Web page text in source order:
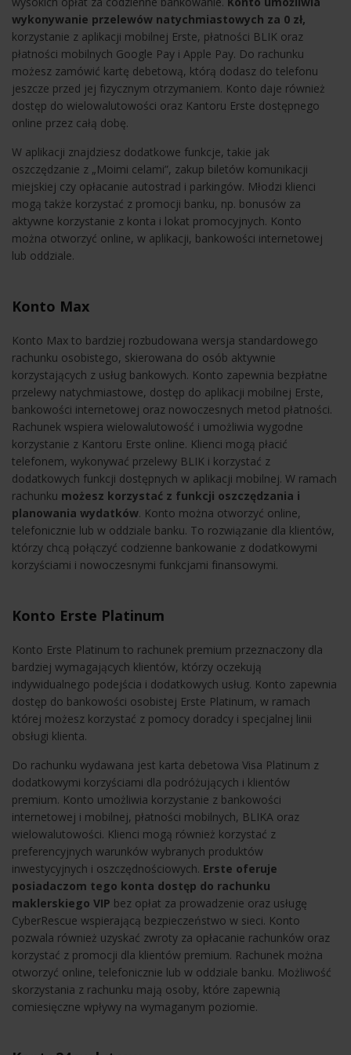
wykonywanie przelewów natychmiastowych za 0 zł,
korzystanie z aplikacji mobilnej Erste, płatności BLIK oraz
płatności mobilnych Google Pay i Apple Pay. Do rachunku
możesz zamówić kartę debetową, którą dodasz do telefonu
jeszcze przed jej fizycznym otrzymaniem. Konto daje również
dostęp do wielowalutowości oraz Kantoru Erste dostępnego
online przez całą dobę.
W aplikacji znajdziesz dodatkowe funkcje, takie jak
oszczędzanie z „Moimi celami”, zakup biletów komunikacji
miejskiej czy opłacanie autostrad i parkingów. Młodzi klienci
mogą także korzystać z promocji banku, np. bonusów za
aktywne korzystanie z konta i lokat promocyjnych. Konto
można otworzyć online, w aplikacji, bankowości internetowej
lub oddziale.
Konto Max
Konto Max to bardziej rozbudowana wersja standardowego
rachunku osobistego, skierowana do osób aktywnie
korzystających z usług bankowych. Konto zapewnia bezpłatne
przelewy natychmiastowe, dostęp do aplikacji mobilnej Erste,
bankowości internetowej oraz nowoczesnych metod płatności.
Rachunek wspiera wielowalutowość i umożliwia wygodne
korzystanie z Kantoru Erste online. Klienci mogą płacić
telefonem, wykonywać przelewy BLIK i korzystać z
dodatkowych funkcji dostępnych w aplikacji mobilnej. W ramach
rachunku możesz korzystać z funkcji oszczędzania i
planowania wydatków. Konto można otworzyć online,
telefonicznie lub w oddziale banku. To rozwiązanie dla klientów,
którzy chcą połączyć codzienne bankowanie z dodatkowymi
korzyściami i nowoczesnymi funkcjami finansowymi.
Konto Erste Platinum
Konto Erste Platinum to rachunek premium przeznaczony dla
bardziej wymagających klientów, którzy oczekują
indywidualnego podejścia i dodatkowych usług. Konto zapewnia
dostęp do bankowości osobistej Erste Platinum, w ramach
której możesz korzystać z pomocy doradcy i specjalnej linii
obsługi klienta.
Do rachunku wydawana jest karta debetowa Visa Platinum z
dodatkowymi korzyściami dla podróżujących i klientów
premium. Konto umożliwia korzystanie z bankowości
internetowej i mobilnej, płatności mobilnych, BLIKA oraz
wielowalutowości. Klienci mogą również korzystać z
preferencyjnych warunków wybranych produktów
inwestycyjnych i oszczędnościowych. Erste oferuje
posiadaczom tego konta dostęp do rachunku
maklerskiego VIP bez opłat za prowadzenie oraz usługę
CyberRescue wspierającą bezpieczeństwo w sieci. Konto
pozwala również uzyskać zwroty za opłacanie rachunków oraz
korzystać z promocji dla klientów premium. Rachunek można
otworzyć online, telefonicznie lub w oddziale banku. Możliwość
skorzystania z rachunku mają osoby, które zapewnią
comiesięczne wpływy na wymaganym poziomie.